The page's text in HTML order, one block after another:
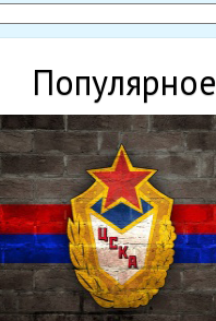
Популярное